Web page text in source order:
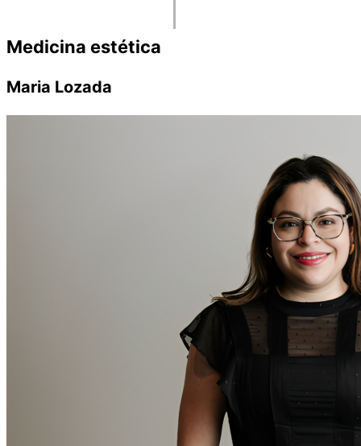
Medicina estética
Maria Lozada